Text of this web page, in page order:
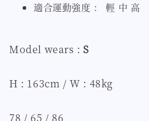
適合運動強度 ： 輕 中 高
Model wears :S
H : 163cm / W : 48kg
78 / 65 / 86